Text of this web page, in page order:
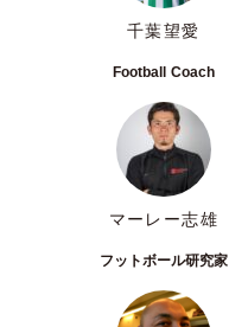
千葉望愛
Football Coach
マーレー志雄
フットボール研究家